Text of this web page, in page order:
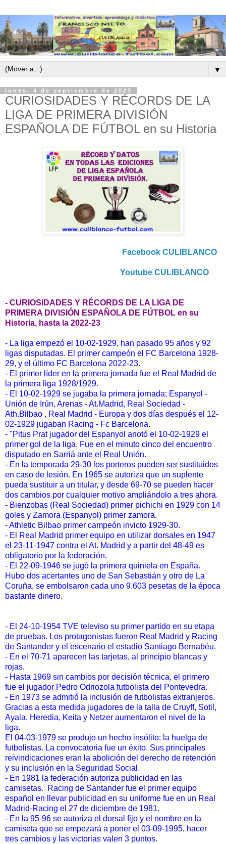
▼
lunes, 4 de septiembre de 2023
CURIOSIDADES Y RÉCORDS DE LA
LIGA DE PRIMERA DIVISIÓN
ESPAÑOLA DE FÚTBOL en su Historia
Facebook CULIBLANCO
Youtube CULIBLANCO
- CURIOSIDADES Y RÉCORDS DE LA LIGA DE
PRIMERA DIVISIÓN ESPAÑOLA DE FÚTBOL en su
Historia, hasta la 2022-23
- La liga empezó el 10-02-1929, han pasado 95 años y 92
ligas disputadas. El primer campeón el FC Barcelona 1928-
29, y el último FC Barcelona 2022-23.
- El primer líder en la primera jornada fue el Real Madrid de
la primera liga 1928/1929.
- El 10-02-1929 se jugaba la primera jornada; Espanyol -
Unión de Irún, Arenas - At.Madrid, Real Sociedad -
Ath.Bilbao , Real Madrid - Europa y dos días después el 12-
02-1929 jugaban Racing - Fc Barcelona.
- "Pitus Prat jugador del Espanyol anotó el 10-02-1929 el
primer gol de la liga. Fue en el minuto cinco del encuentro
disputado en Sarriá ante el Real Unión.
- En la temporada 29-30 los porteros pueden ser sustituidos
en caso de lesión. En 1965 se autoriza que un suplente
pueda sustituir a un titular, y desde 69-70 se pueden hacer
dos cambios por cualquier motivo ampliándolo a tres ahora.
- Bienzobas (Real Sociedad) primer pichichi en 1929 con 14
goles y Zamora (Espanyol) primer zamora.
- Athletic Bilbao primer campeón invicto 1929-30.
- El Real Madrid primer equipo en utilizar dorsales en 1947
el 23-11-1947 contra el At. Madrid y a partir del 48-49 es
obligatorio por la federación.
- El 22-09-1946 se jugó la primera quiniela en España.
Hubo dos acertantes uno de San Sebastián y otro de La
Coruña, se embolsaron cada uno 9.603 pesetas de la época
bastante dinero.
- El 24-10-1954 TVE televiso su primer partido en su etapa
de pruebas. Los protagonistas fueron Real Madrid y Racing
de Santander y el escenario el estadio Santiago Bernabéu.
- En el 70-71 aparecen las tarjetas, al principio blancas y
rojas.
- Hasta 1969 sin cambios por decisión técnica, el primero
fue el jugador Pedro Odriozola futbolista del Pontevedra.
- En 1973 se admitió la inclusión de futbolistas extranjeros.
Gracias a esta medida jugadores de la talla de Cruyff, Sotil,
Ayala, Heredia, Keita y Netzer aumentaron el nivel de la
liga.
El 04-03-1979 se produjo un hecho insólito: la huelga de
futbolistas. La convocatoria fue un éxito. Sus principales
reivindicaciones eran la abolición del derecho de retención
y su inclusión en la Seguridad Social.
- En 1981 la federación autoriza publicidad en las
camisetas. Racing de Santander fue el primer equipo
español en llevar publicidad en su uniforme fue en un Real
Madrid-Racing el 27 de diciembre de 1981.
- En la 95-96 se autoriza el dorsal fijo y el nombre en la
camiseta que se empezará a poner el 03-09-1995, hacer
tres cambios y las victorias valen 3 puntos.